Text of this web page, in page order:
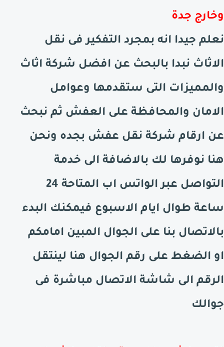
وخارج جدة
نعلم جيدا انه بمجرد التفكير فى نقل
الاثاث نبدا بالبحث عن افضل شركة اثاث
والمميزات التى ستقدمها وعوامل
الامان والمحافظة على العفش ثم نبحث
عن ارقام شركة نقل عفش بجده ونحن
هنا نوفرها لك بالاضافة الى خدمة
التواصل عبر الواتس اب المتاحة 24
ساعة طوال ايام الاسبوع فيمكنك البدء
بالاتصال بنا على الجوال المبين امامكم
او الضغط على رقم الجوال هنا لينتقل
الرقم الى شاشة الاتصال مباشرة فى
جوالك